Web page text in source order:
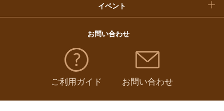
イベント
お問い合わせ
ご利用ガイド お問い合わせ